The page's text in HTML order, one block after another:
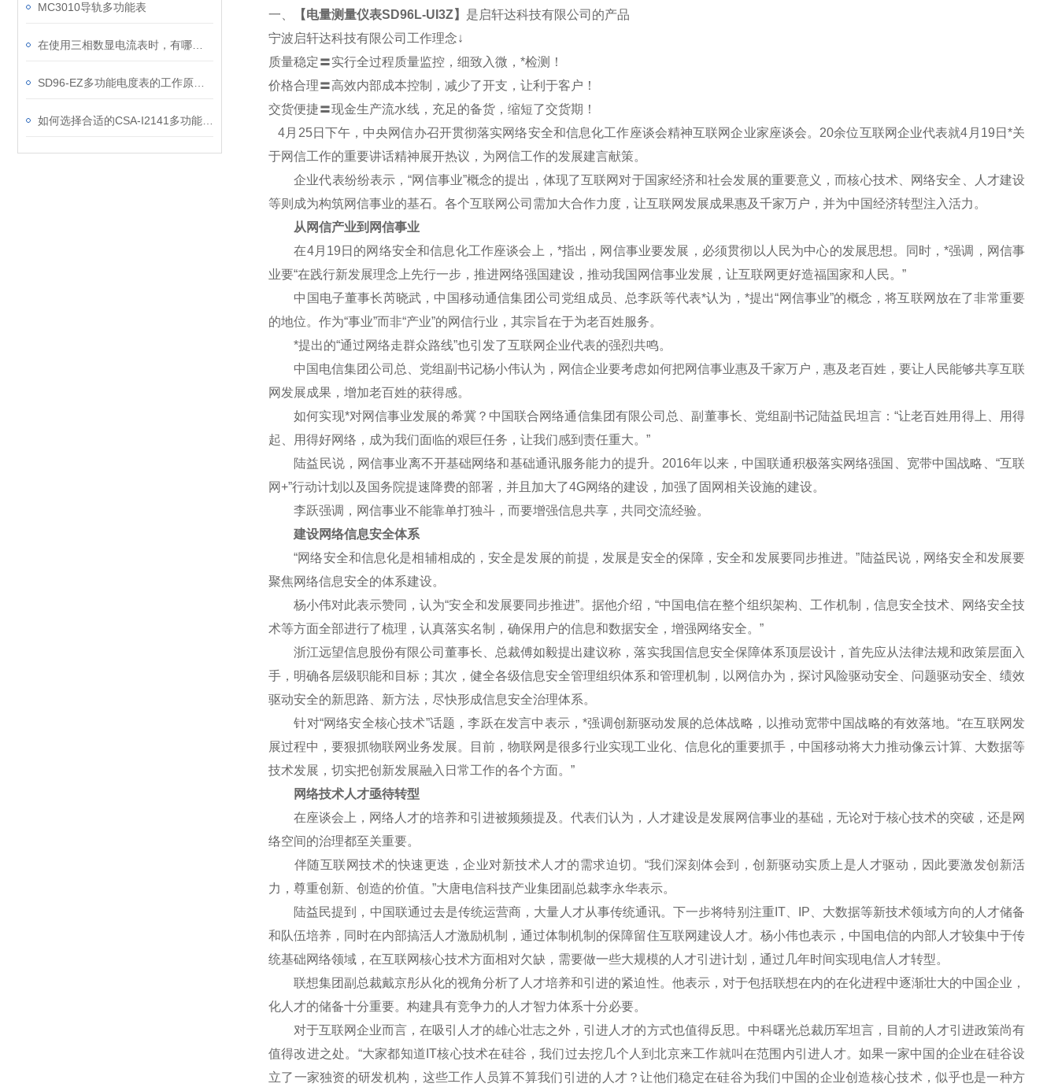
MC3010导轨多功能表
一、 【电量测量仪表SD96L-UI3Z】 是启轩达科技有限公司的产品
宁波启轩达科技有限公司工作理念↓
质量稳定〓实行全过程质量监控，细致入微，*检测！
价格合理〓高效内部成本控制，减少了开支，让利于客户！
交货便捷〓现金生产流水线，充足的备货，缩短了交货期！
4月25日下午，中央网信办召开贯彻落实网络安全和信息化工作座谈会精神互联网企业家座谈会。20余位互联网企业代表就4月19日*关
于网信工作的重要讲话精神展开热议，为网信工作的发展建言献策。
企业代表纷纷表示，“网信事业”概念的提出，体现了互联网对于国家经济和社会发展的重要意义，而核心技术、网络安全、人才建设
等则成为构筑网信事业的基石。各个互联网公司需加大合作力度，让互联网发展成果惠及千家万户，并为中国经济转型注入活力。
从网信产业到网信事业
在4月19日的网络安全和信息化工作座谈会上，*指出，网信事业要发展，必须贯彻以人民为中心的发展思想。同时，*强调，网信事
业要“在践行新发展理念上先行一步，推进网络强国建设，推动我国网信事业发展，让互联网更好造福国家和人民。”
中国电子董事长芮晓武，中国移动通信集团公司党组成员、总李跃等代表*认为，*提出“网信事业”的概念，将互联网放在了非常重要
的地位。作为“事业”而非“产业”的网信行业，其宗旨在于为老百姓服务。
*提出的“通过网络走群众路线”也引发了互联网企业代表的强烈共鸣。
中国电信集团公司总、党组副书记杨小伟认为，网信企业要考虑如何把网信事业惠及千家万户，惠及老百姓，要让人民能够共享互联
网发展成果，增加老百姓的获得感。
如何实现*对网信事业发展的希冀？中国联合网络通信集团有限公司总、副董事长、党组副书记陆益民坦言：“让老百姓用得上、用得
起、用得好网络，成为我们面临的艰巨任务，让我们感到责任重大。”
陆益民说，网信事业离不开基础网络和基础通讯服务能力的提升。2016年以来，中国联通积极落实网络强国、宽带中国战略、“互联
网+”行动计划以及国务院提速降费的部署，并且加大了4G网络的建设，加强了固网相关设施的建设。
李跃强调，网信事业不能靠单打独斗，而要增强信息共享，共同交流经验。
建设网络信息安全体系
“网络安全和信息化是相辅相成的，安全是发展的前提，发展是安全的保障，安全和发展要同步推进。”陆益民说，网络安全和发展要
聚焦网络信息安全的体系建设。
杨小伟对此表示赞同，认为“安全和发展要同步推进”。据他介绍，“中国电信在整个组织架构、工作机制，信息安全技术、网络安全技
术等方面全部进行了梳理，认真落实名制，确保用户的信息和数据安全，增强网络安全。”
浙江远望信息股份有限公司董事长、总裁傅如毅提出建议称，落实我国信息安全保障体系顶层设计，首先应从法律法规和政策层面入
手，明确各层级职能和目标；其次，健全各级信息安全管理组织体系和管理机制，以网信办为，探讨风险驱动安全、问题驱动安全、绩效
驱动安全的新思路、新方法，尽快形成信息安全治理体系。
针对“网络安全核心技术”话题，李跃在发言中表示，*强调创新驱动发展的总体战略，以推动宽带中国战略的有效落地。“在互联网发
展过程中，要狠抓物联网业务发展。目前，物联网是很多行业实现工业化、信息化的重要抓手，中国移动将大力推动像云计算、大数据等
技术发展，切实把创新发展融入日常工作的各个方面。”
网络技术人才亟待转型
在座谈会上，网络人才的培养和引进被频频提及。代表们认为，人才建设是发展网信事业的基础，无论对于核心技术的突破，还是网
络空间的治理都至关重要。
伴随互联网技术的快速更迭，企业对新技术人才的需求迫切。“我们深刻体会到，创新驱动实质上是人才驱动，因此要激发创新活
力，尊重创新、创造的价值。”大唐电信科技产业集团副总裁李永华表示。
陆益民提到，中国联通过去是传统运营商，大量人才从事传统通讯。下一步将特别注重IT、IP、大数据等新技术领域方向的人才储备
和队伍培养，同时在内部搞活人才激励机制，通过体制机制的保障留住互联网建设人才。杨小伟也表示，中国电信的内部人才较集中于传
统基础网络领域，在互联网核心技术方面相对欠缺，需要做一些大规模的人才引进计划，通过几年时间实现电信人才转型。
联想集团副总裁戴京彤从化的视角分析了人才培养和引进的紧迫性。他表示，对于包括联想在内的在化进程中逐渐壮大的中国企业，
化人才的储备十分重要。构建具有竞争力的人才智力体系十分必要。
对于互联网企业而言，在吸引人才的雄心壮志之外，引进人才的方式也值得反思。中科曙光总裁历军坦言，目前的人才引进政策尚有
值得改进之处。“大家都知道IT核心技术在硅谷，我们过去挖几个人到北京来工作就叫在范围内引进人才。如果一家中国的企业在硅谷设
立了一家独资的研发机构，这些工作人员算不算我们引进的人才？让他们稳定在硅谷为我们中国的企业创造核心技术，似乎也是一种方